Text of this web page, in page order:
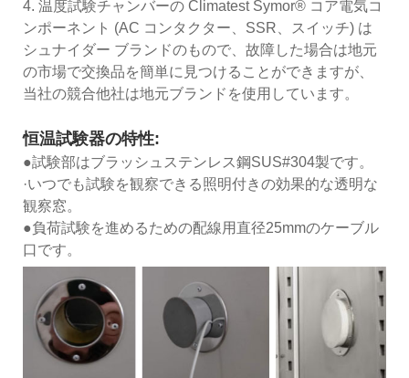
4. 温度試験チャンバーの Climatest Symor® コア電気コ
ンポーネント (AC コンタクター、SSR、スイッチ) は
シュナイダー ブランドのもので、故障した場合は地元
の市場で交換品を簡単に見つけることができますが、
当社の競合他社は地元ブランドを使用しています。
恒温試験器の特性:
●試験部はブラッシュステンレス鋼SUS#304製です。
·いつでも試験を観察できる照明付きの効果的な透明な
観察窓。
●負荷試験を進めるための配線用直径25mmのケーブル
口です。